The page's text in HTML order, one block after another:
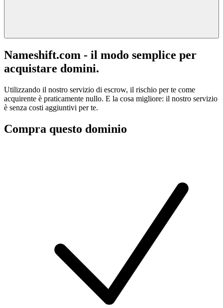
Nameshift.com - il modo semplice per
acquistare domini.
Utilizzando il nostro servizio di escrow, il rischio per te come
acquirente è praticamente nullo. E la cosa migliore: il nostro servizio
è senza costi aggiuntivi per te.
Compra questo dominio